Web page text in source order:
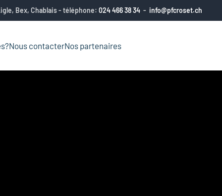
Bex, Chablais - téléphone: 024 466 38 34 - info@pfcroset.ch
Nous contacterNos partenaires